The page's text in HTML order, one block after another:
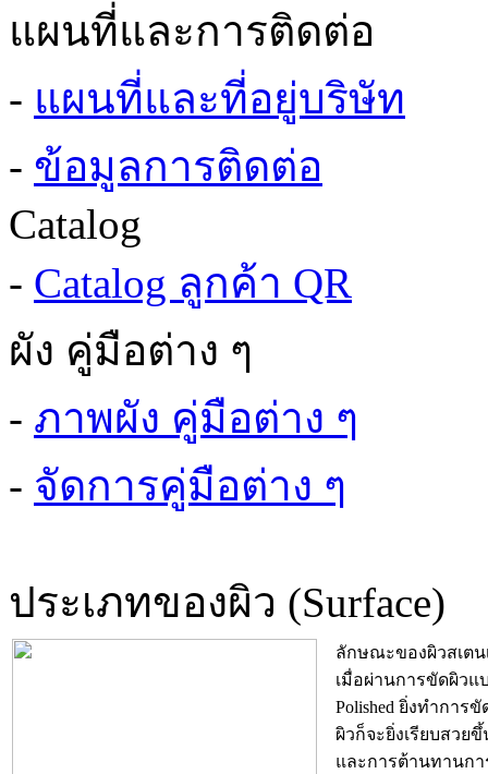
แผนที่และการติดต่อ
- แผนที่และที่อยู่บริษัท
- ข้อมูลการติดต่อ
Catalog
- Catalog ลูกค้า QR
ผัง คู่มือต่าง ๆ
- ภาพผัง คู่มือต่าง ๆ
- จัดการคู่มือต่าง ๆ
ประเภทของผิว (Surface)
ลักษณะของผิวสเตน
เมื่อผ่านการขัดผิวแ
Polished ยิ่งทำการ
ผิวก็จะยิ่งเรียบสวยขึ้
และการต้านทานก